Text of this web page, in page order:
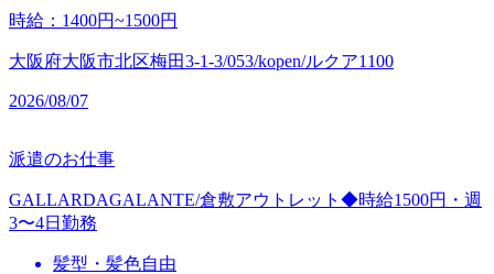
時給 ： 1400円~1500円
大阪府大阪市北区梅田3-1-3/053/kopen/ルクア1100
2026/08/07
派遣のお仕事
GALLARDAGALANTE/倉敷アウトレット◆時給1500円・週
3〜4日勤務
髪型・髪色自由